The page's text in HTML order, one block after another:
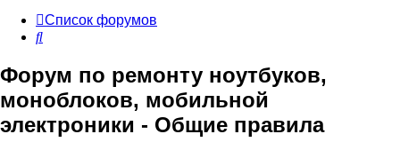
Список форумов
Поиск
Форум по ремонту ноутбуков,
моноблоков, мобильной
электроники - Общие правила